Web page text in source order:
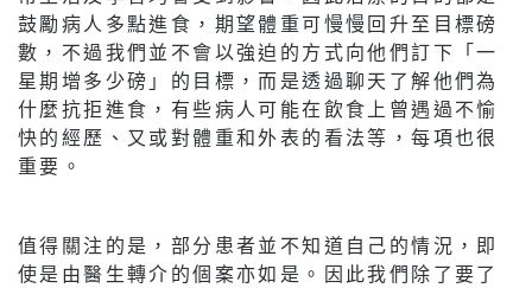
鼓勵病人多點進食，期望體重可慢慢回升至目標磅
數，不過我們並不會以強迫的方式向他們訂下「一
星期增多少磅」的目標，而是透過聊天了解他們為
什麼抗拒進食，有些病人可能在飲食上曾遇過不愉
快的經歷、又或對體重和外表的看法等，每項也很
重要。
值得關注的是，部分患者並不知道自己的情況，即
使是由醫生轉介的個案亦如是。因此我們除了要了